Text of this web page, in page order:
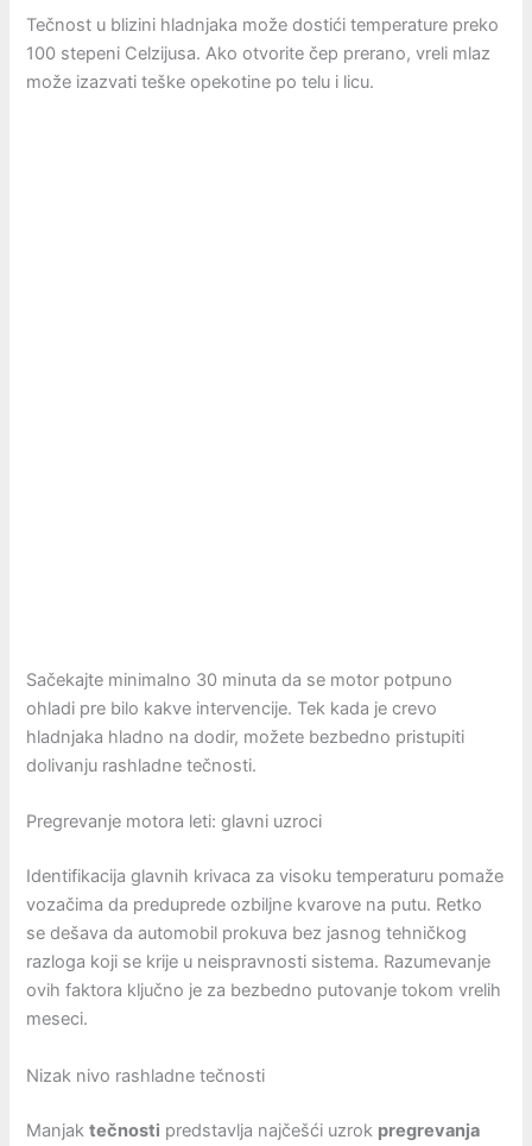
Tečnost u blizini hladnjaka može dostići temperature preko
100 stepeni Celzijusa. Ako otvorite čep prerano, vreli mlaz
može izazvati teške opekotine po telu i licu.
Sačekajte minimalno 30 minuta da se motor potpuno
ohladi pre bilo kakve intervencije. Tek kada je crevo
hladnjaka hladno na dodir, možete bezbedno pristupiti
dolivanju rashladne tečnosti.
Pregrevanje motora leti: glavni uzroci
Identifikacija glavnih krivaca za visoku temperaturu pomaže
vozačima da preduprede ozbiljne kvarove na putu. Retko
se dešava da automobil prokuva bez jasnog tehničkog
razloga koji se krije u neispravnosti sistema. Razumevanje
ovih faktora ključno je za bezbedno putovanje tokom vrelih
meseci.
Nizak nivo rashladne tečnosti
Manjaktečnosti predstavlja najčešći uzrok pregrevanja